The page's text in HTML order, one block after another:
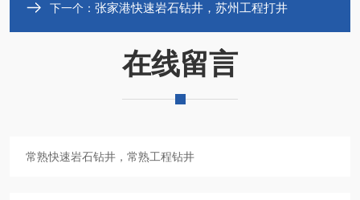
下一个： 张家港快速岩石钻井，苏州工程打井
在线留言